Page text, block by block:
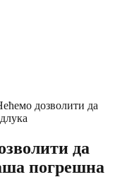
дозволити да
да
погрешна